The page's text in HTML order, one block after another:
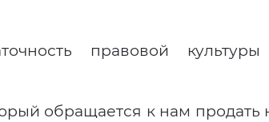
правовой
обращается к нам продать